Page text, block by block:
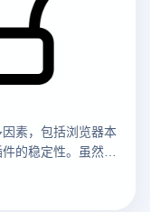
素，包括浏览器本
的稳定性。虽然很
联功能，但客户会
因为免费工具往往